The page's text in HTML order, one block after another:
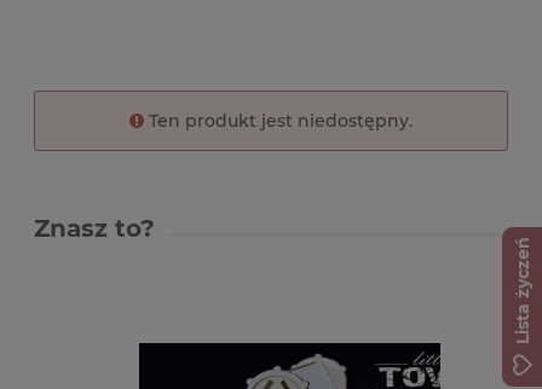
Ten produkt jest niedostępny.
Znasz to?
Lista życzeń